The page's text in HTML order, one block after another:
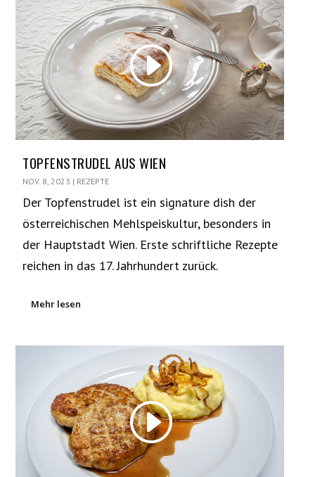
TOPFENSTRUDEL AUS WIEN
NOV. 8, 2023 | REZEPTE
Der Topfenstrudel ist ein signature dish der
österreichischen Mehlspeiskultur, besonders in
der Hauptstadt Wien. Erste schriftliche Rezepte
reichen in das 17. Jahrhundert zurück.
Mehr lesen